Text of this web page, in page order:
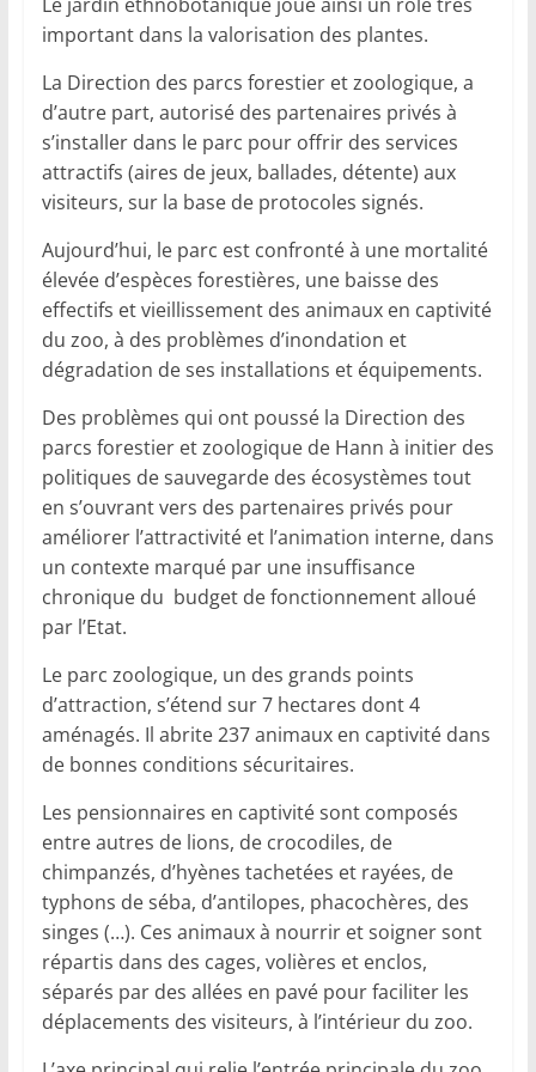
important dans la valorisation des plantes.
La Direction des parcs forestier et zoologique, a
d’autre part, autorisé des partenaires privés à
s’installer dans le parc pour offrir des services
attractifs (aires de jeux, ballades, détente) aux
visiteurs, sur la base de protocoles signés.
Aujourd’hui, le parc est confronté à une mortalité
élevée d’espèces forestières, une baisse des
effectifs et vieillissement des animaux en captivité
du zoo, à des problèmes d’inondation et
dégradation de ses installations et équipements.
Des problèmes qui ont poussé la Direction des
parcs forestier et zoologique de Hann à initier des
politiques de sauvegarde des écosystèmes tout
en s’ouvrant vers des partenaires privés pour
améliorer l’attractivité et l’animation interne, dans
un contexte marqué par une insuffisance
chronique du budget de fonctionnement alloué
par l’Etat.
Le parc zoologique, un des grands points
d’attraction, s’étend sur 7 hectares dont 4
aménagés. Il abrite 237 animaux en captivité dans
de bonnes conditions sécuritaires.
Les pensionnaires en captivité sont composés
entre autres de lions, de crocodiles, de
chimpanzés, d’hyènes tachetées et rayées, de
typhons de séba, d’antilopes, phacochères, des
singes (…). Ces animaux à nourrir et soigner sont
répartis dans des cages, volières et enclos,
séparés par des allées en pavé pour faciliter les
déplacements des visiteurs, à l’intérieur du zoo.